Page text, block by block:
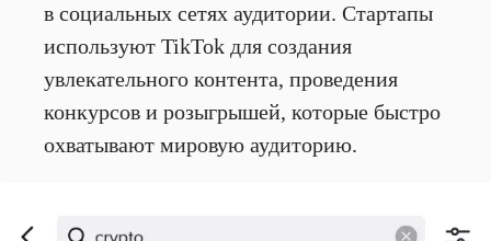
в социальных сетях аудитории. Стартапы
используют TikTok для создания
увлекательного контента, проведения
конкурсов и розыгрышей, которые быстро
охватывают мировую аудиторию.